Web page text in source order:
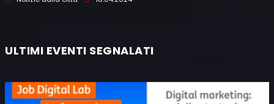
ULTIMI EVENTI SEGNALATI